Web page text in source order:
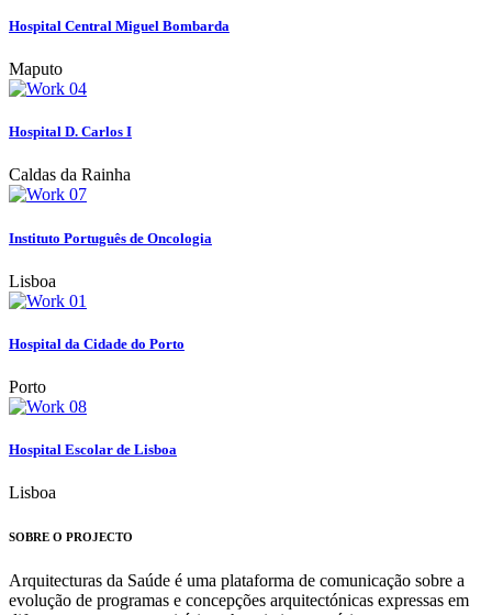
Hospital Central Miguel Bombarda
Maputo
Hospital D. Carlos I
Caldas da Rainha
Instituto Português de Oncologia
Lisboa
Hospital da Cidade do Porto
Porto
Hospital Escolar de Lisboa
Lisboa
SOBRE O PROJECTO
Arquitecturas da Saúde é uma plataforma de comunicação sobre a
evolução de programas e concepções arquitectónicas expressas em